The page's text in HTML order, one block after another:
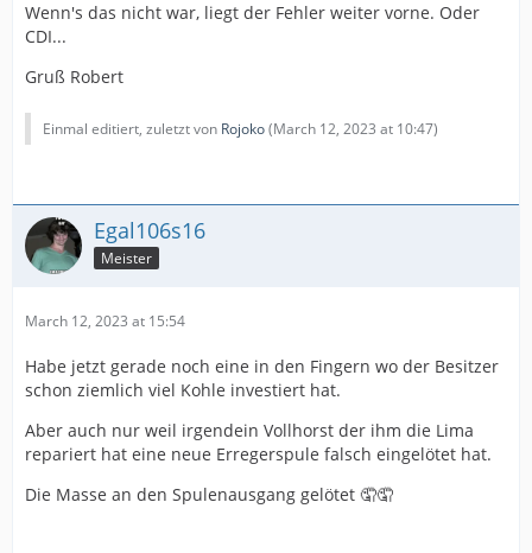
Wenn's das nicht war, liegt der Fehler weiter vorne. Oder
CDI...
Gruß Robert
Einmal editiert, zuletzt von Rojoko(March 12, 2023 at 10:47)
Egal106s16
Meister
March 12, 2023 at 15:54
Habe jetzt gerade noch eine in den Fingern wo der Besitzer
schon ziemlich viel Kohle investiert hat.
Aber auch nur weil irgendein Vollhorst der ihm die Lima
repariert hat eine neue Erregerspule falsch eingelötet hat.
Die Masse an den Spulenausgang gelötet 🤦🤦